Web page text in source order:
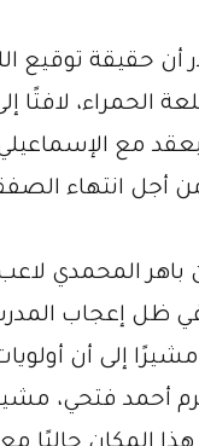
حقيقة توقيع
الحمراء، لافتًا
بعقد مع
أجل انتهاء
باهر المحمدي
ظل إعجاب المدرب
إلى أن
أحمد فتحي،